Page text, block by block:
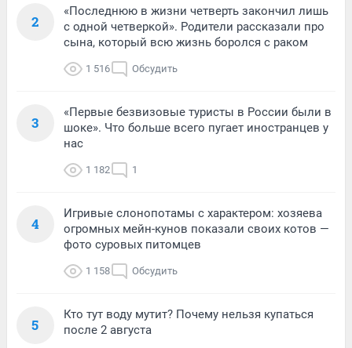
2
«Последнюю в жизни четверть закончил лишь
с одной четверкой». Родители рассказали про
сына, который всю жизнь боролся с раком
1 516 Обсудить
3
«Первые безвизовые туристы в России были в
шоке». Что больше всего пугает иностранцев у
нас
1 182 1
4
Игривые слонопотамы с характером: хозяева
огромных мейн-кунов показали своих котов —
фото суровых питомцев
1 158 Обсудить
5
Кто тут воду мутит? Почему нельзя купаться
после 2 августа